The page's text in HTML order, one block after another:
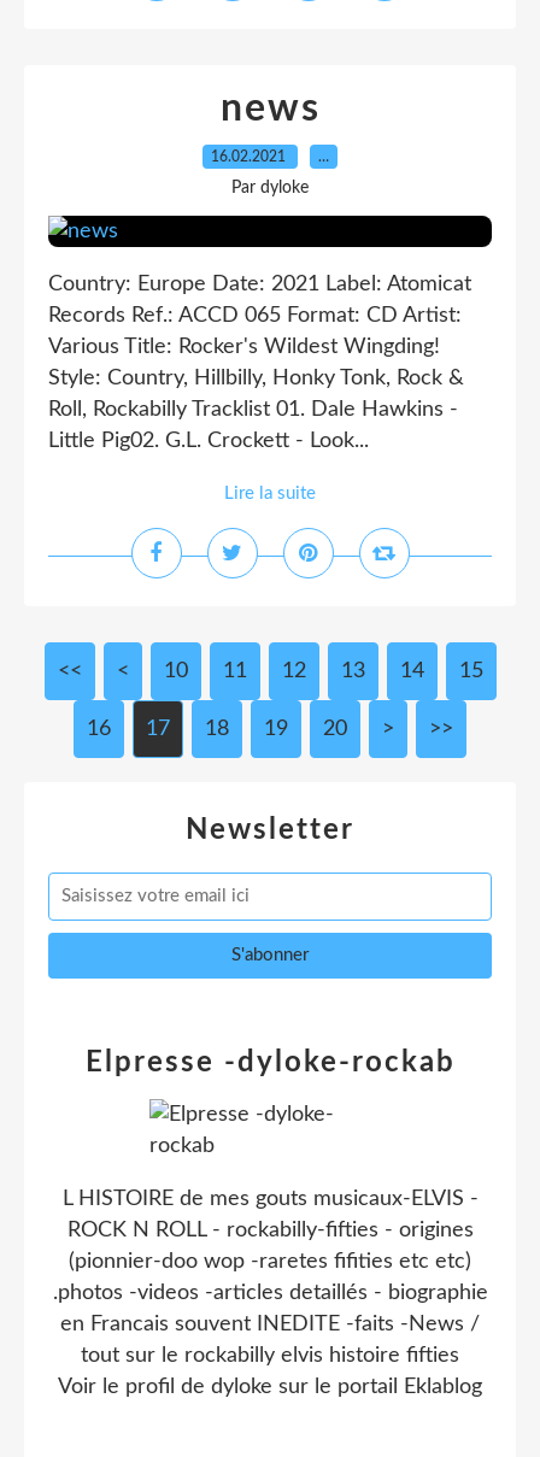
news
16.02.2021 …
Par dyloke
Country: Europe Date: 2021 Label: Atomicat
Records Ref.: ACCD 065 Format: CD Artist:
Various Title: Rocker's Wildest Wingding!
Style: Country, Hillbilly, Honky Tonk, Rock &
Roll, Rockabilly Tracklist 01. Dale Hawkins -
Little Pig02. G.L. Crockett - Look...
Lire la suite
<< < 10 11 12 13 14 15
16 17 18 19 20 30
> >>
Newsletter
Elpresse -dyloke-rockab
L HISTOIRE de mes gouts musicaux-ELVIS -
ROCK N ROLL - rockabilly-fifties - origines
(pionnier-doo wop -raretes fifities etc etc)
.photos -videos -articles detaillés - biographie
en Francais souvent INEDITE -faits -News /
tout sur le rockabilly elvis histoire fifties
Voir le profil de dyloke sur le portail Eklablog